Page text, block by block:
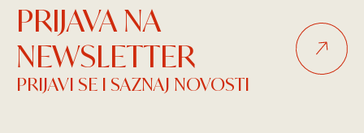
PRIJAVA NA
NEWSLETTER
PRIJAVI SE I SAZNAJ NOVOSTI